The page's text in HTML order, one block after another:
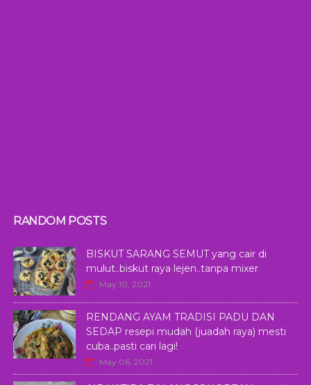
RANDOM POSTS
BISKUT SARANG SEMUT yang cair di
mulut..biskut raya lejen..tanpa mixer
May 10, 2021
RENDANG AYAM TRADISI PADU DAN
SEDAP resepi mudah (juadah raya) mesti
cuba..pasti cari lagi!
May 06, 2021